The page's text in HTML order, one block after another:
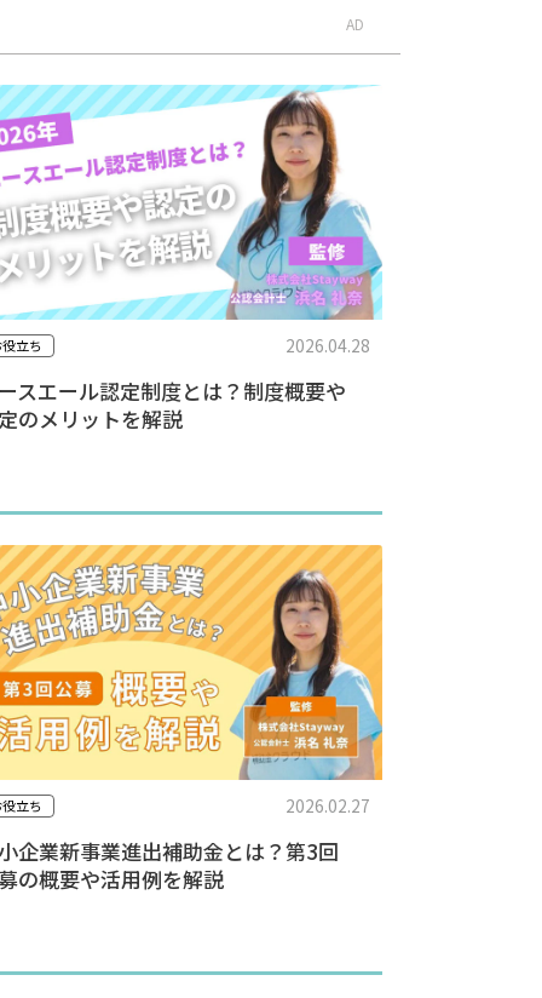
AD
立ち 2026.04.28
スエール認定制度とは？制度概要や
のメリットを解説
立ち 2026.02.27
企業新事業進出補助金とは？第3回
の概要や活用例を解説